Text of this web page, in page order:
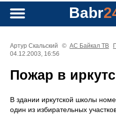
Babr
Артур Скальский © АС Байкал ТВ
04.12.2003, 16:56
Пожар в
В здании иркутской школы
один из избирательных